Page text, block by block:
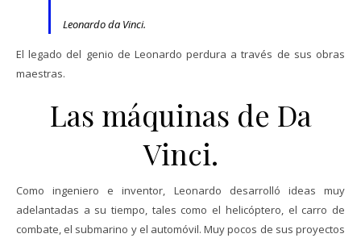
Leonardo da Vinci.
El legado del genio de Leonardo perdura a través de sus obras
maestras.
Las máquinas de Da
Vinci.
Como ingeniero e inventor, Leonardo desarrolló ideas muy
adelantadas a su tiempo, tales como el helicóptero, el carro de
combate, el submarino y el automóvil. Muy pocos de sus proyectos